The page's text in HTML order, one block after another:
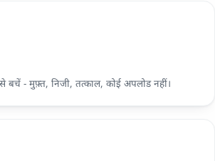
बचें - मुफ़्त, निजी, तत्काल, कोई अपलोड नहीं।